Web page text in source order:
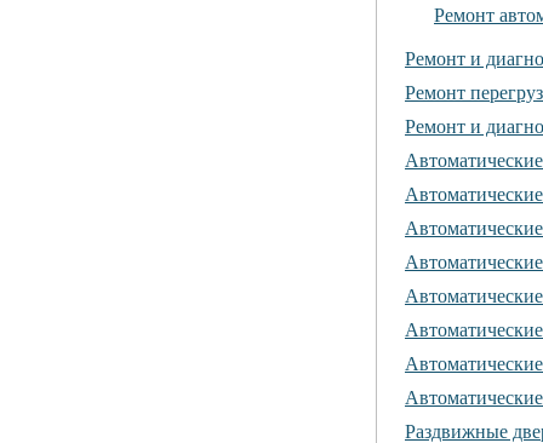
Ремонт
Ремонт и
Ремонт
Ремонт и
Раздвижные